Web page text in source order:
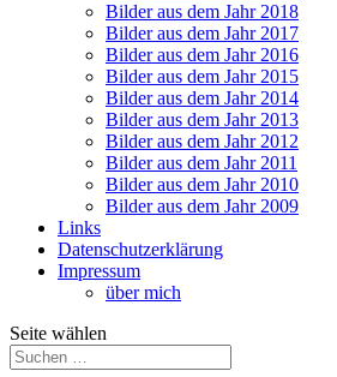
Bilder aus dem Jahr 2018
Bilder aus dem Jahr 2017
Bilder aus dem Jahr 2016
Bilder aus dem Jahr 2015
Bilder aus dem Jahr 2014
Bilder aus dem Jahr 2013
Bilder aus dem Jahr 2012
Bilder aus dem Jahr 2011
Bilder aus dem Jahr 2010
Bilder aus dem Jahr 2009
Links
Datenschutzerklärung
Impressum
über mich
Seite wählen